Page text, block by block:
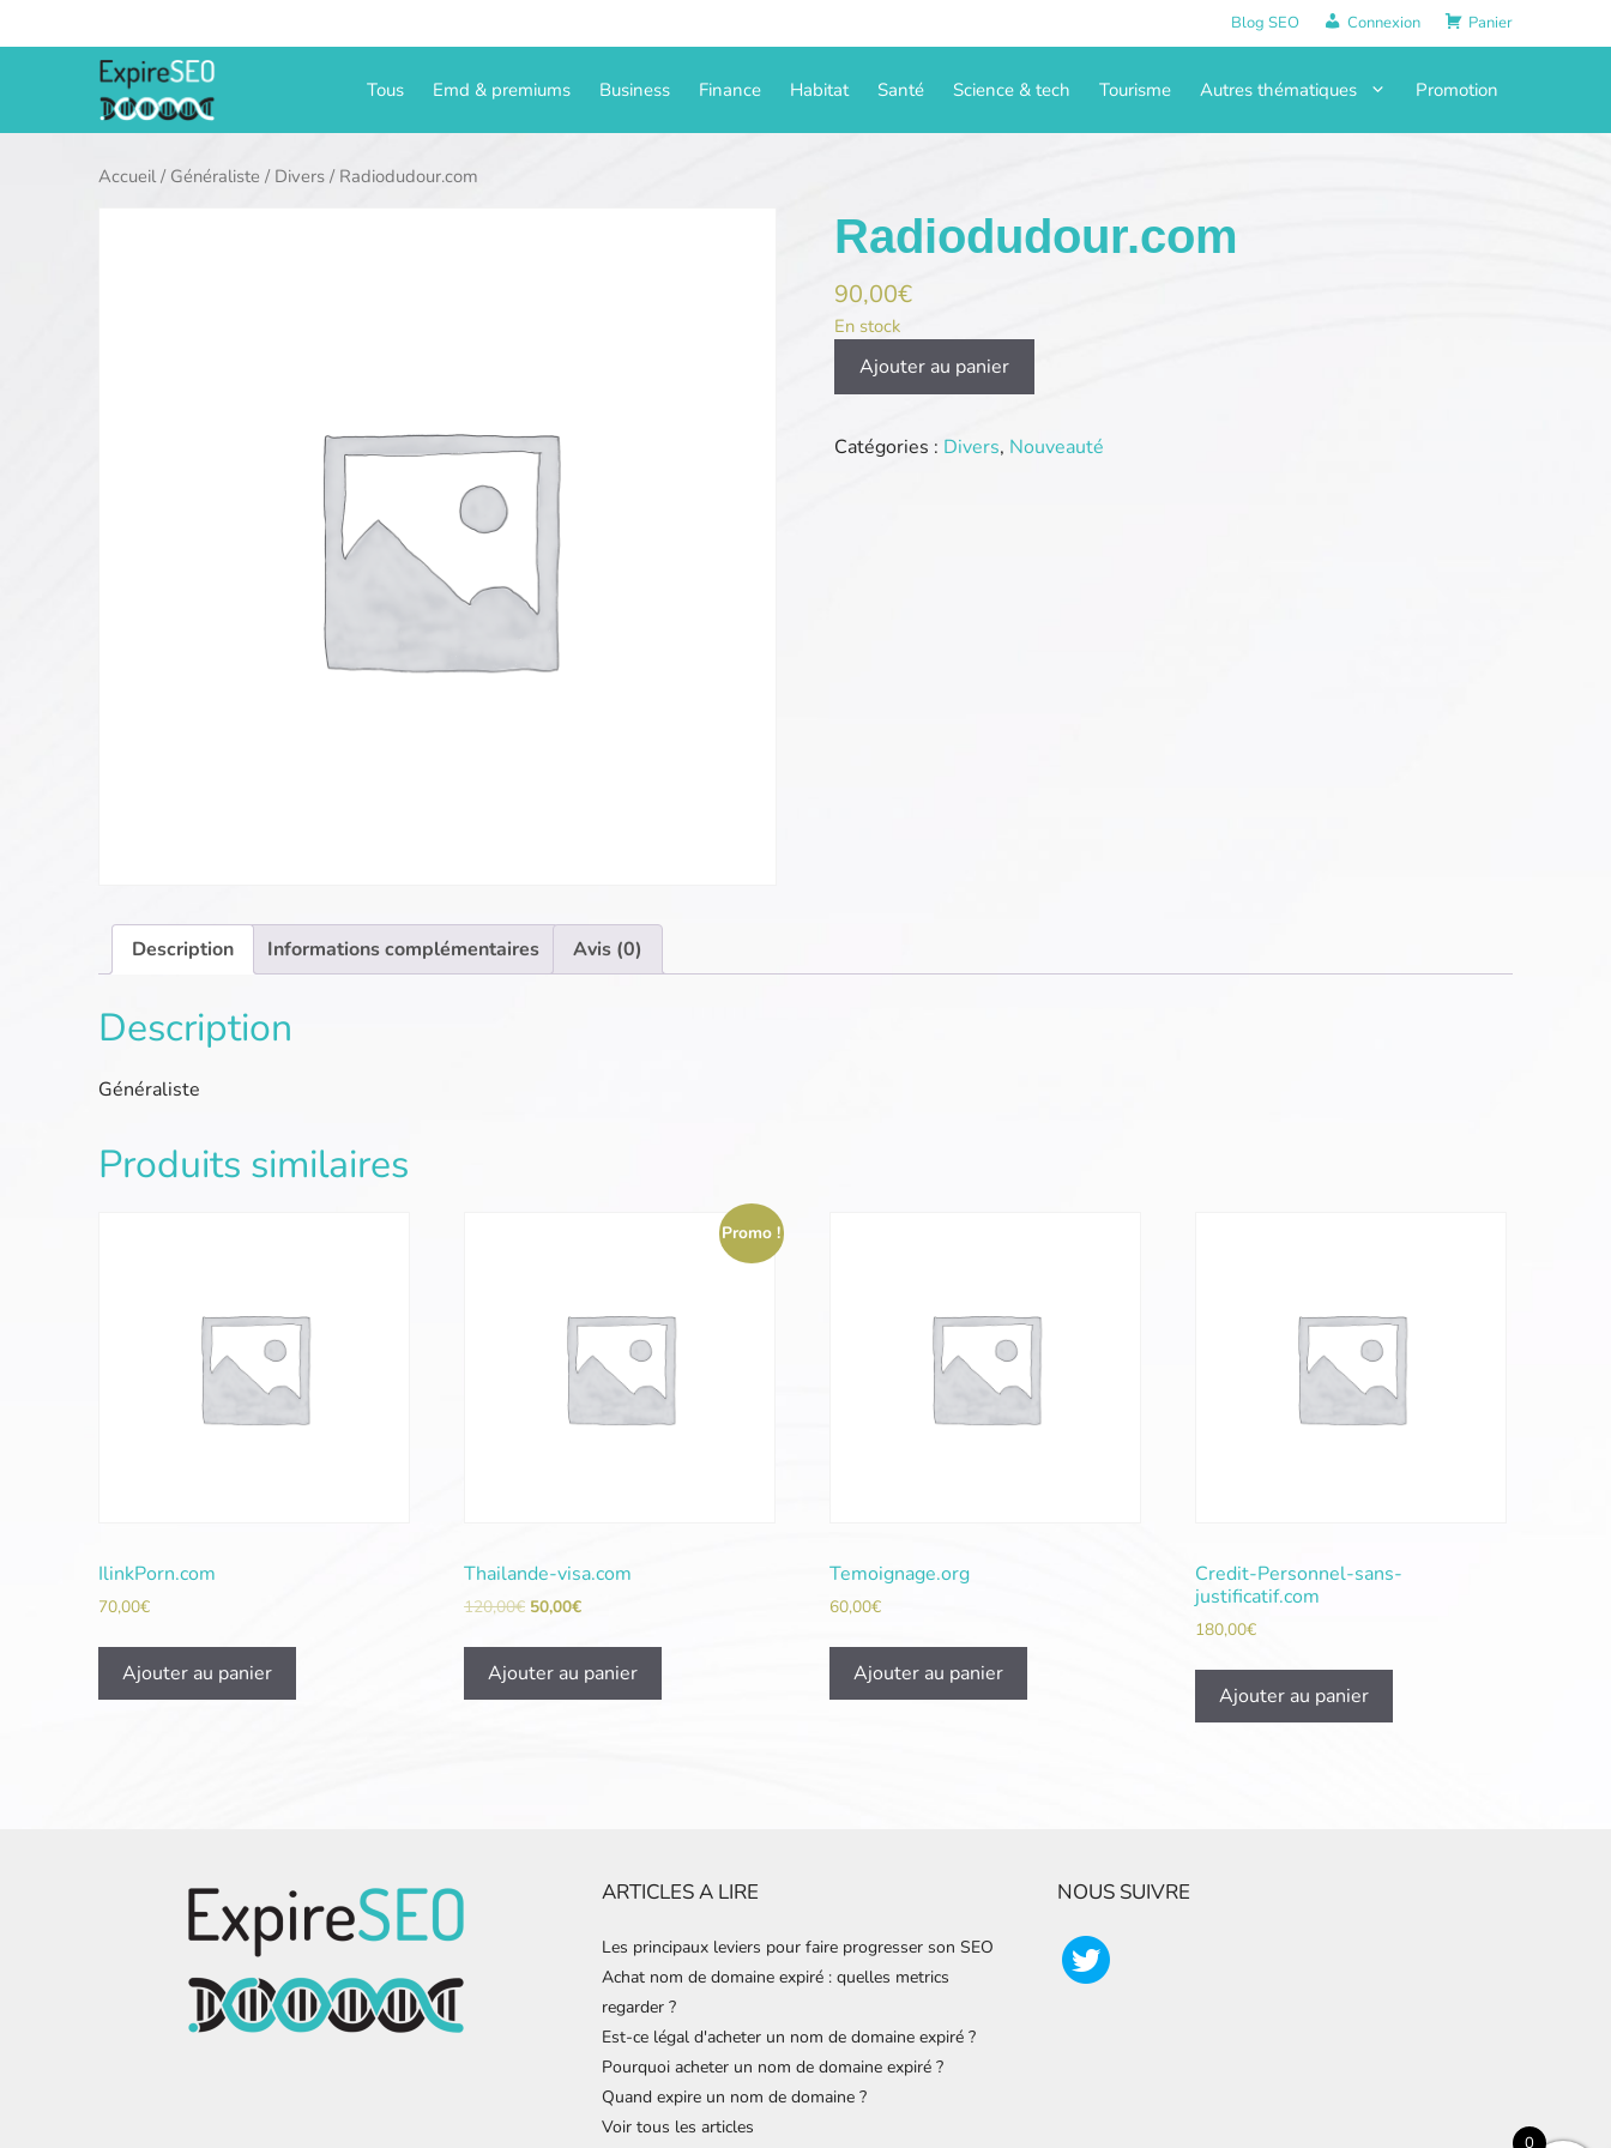
au
Blog SEO Connexion Panier
Tous Emd & premiums Business Finance Habitat Santé Science & tech Tourisme Autres thématiques Promotion
Accueil/ Généraliste / Divers / Radiodudour.com
Radiodudour.com
90,00€
En stock
quantité
Ajouter au panier
Catégories : Divers, Nouveauté
Description Informations complémentaires Avis (0)
Description
Généraliste
Produits similaires
IlinkPorn.com
70,00€
Ajouter au panier
Promo !
Thailande-visa.com
120,00€ 50,00€
Ajouter au panier
Temoignage.org
60,00€
Ajouter au panier
Credit-Personnel-sans-
justificatif.com
180,00€
Ajouter au panier
ARTICLES A LIRE
Les principaux leviers pour faire progresser son SEO
Achat nom de domaine expiré : quelles metrics
regarder ?
Est-ce légal d'acheter un nom de domaine expiré ?
Pourquoi acheter un nom de domaine expiré ?
Quand expire un nom de domaine ?
Voir tous les articles
NOUS SUIVRE
0